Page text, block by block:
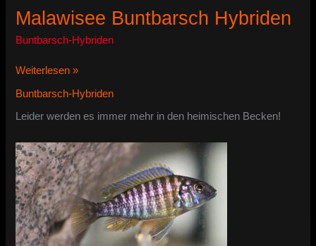
Malawisee Buntbarsch Hybriden
Buntbarsch-Hybriden
Malawisee
Hybriden
Weiterlesen »
Buntbarsch-Hybriden
Leider werden es immer mehr in den heimischen Becken!